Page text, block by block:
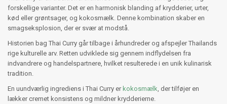
forskellige varianter. Det er en harmonisk blanding af krydderier, urter,
kød eller grøntsager, og kokosmælk. Denne kombination skaber en
smagseksplosion, der er svær at modstå.
Historien bag Thai Curry går tilbage i århundreder og afspejler Thailands
rige kulturelle arv. Retten udviklede sig gennem indflydelsen fra
indvandrere og handelspartnere, hvilket resulterede i en unik kulinarisk
tradition.
En uundværlig ingrediens i Thai Curry er kokosmælk, der tilføjer en
lækker cremet konsistens og mildner krydderierne.